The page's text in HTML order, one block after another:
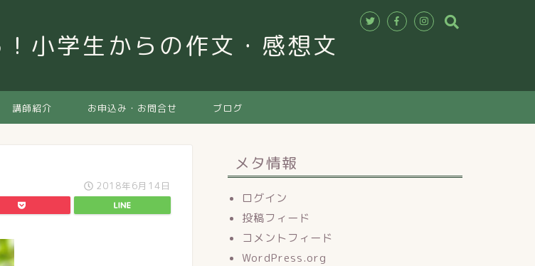
小学生からの作文・感想文
講師紹介 お申込み・お問合せ ブログ
2018年6月14日
メタ情報
ログイン
投稿フィード
コメントフィード
WordPress.org